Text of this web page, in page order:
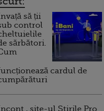
să ții
control
sărbători.
cardul de
, site-ul Știrile Pro